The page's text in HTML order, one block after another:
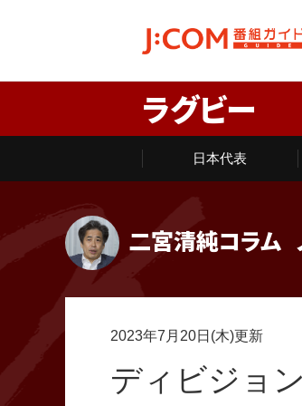
ラグビー
日本代表
二宮清純コラム
2023年7月20日(木)更新
ディビジョ